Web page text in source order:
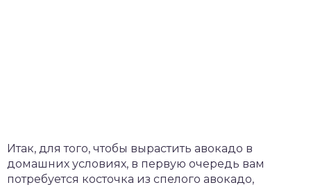
Итак, для того, чтобы вырастить авокадо в
домашних условиях, в первую очередь вам
потребуется косточка из спелого авокадо,